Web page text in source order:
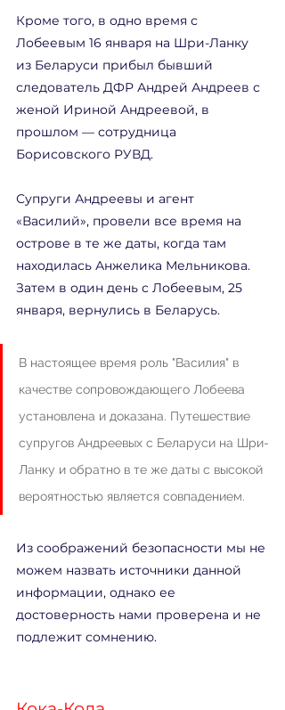
Кроме того, в одно время с
Лобеевым 16 января на Шри-Ланку
из Беларуси прибыл бывший
следователь ДФР Андрей Андреев с
женой Ириной Андреевой, в
прошлом — сотрудница
Борисовского РУВД.
Супруги Андреевы и агент
«Василий», провели все время на
острове в те же даты, когда там
находилась Анжелика Мельникова.
Затем в один день с Лобеевым, 25
января, вернулись в Беларусь.
В настоящее время роль "Василия" в
качестве сопровождающего Лобеева
установлена и доказана. Путешествие
супругов Андреевых с Беларуси на Шри-
Ланку и обратно в те же даты с высокой
вероятностью является совпадением.
Из соображений безопасности мы не
можем назвать источники данной
информации, однако ее
достоверность нами проверена и не
подлежит сомнению.